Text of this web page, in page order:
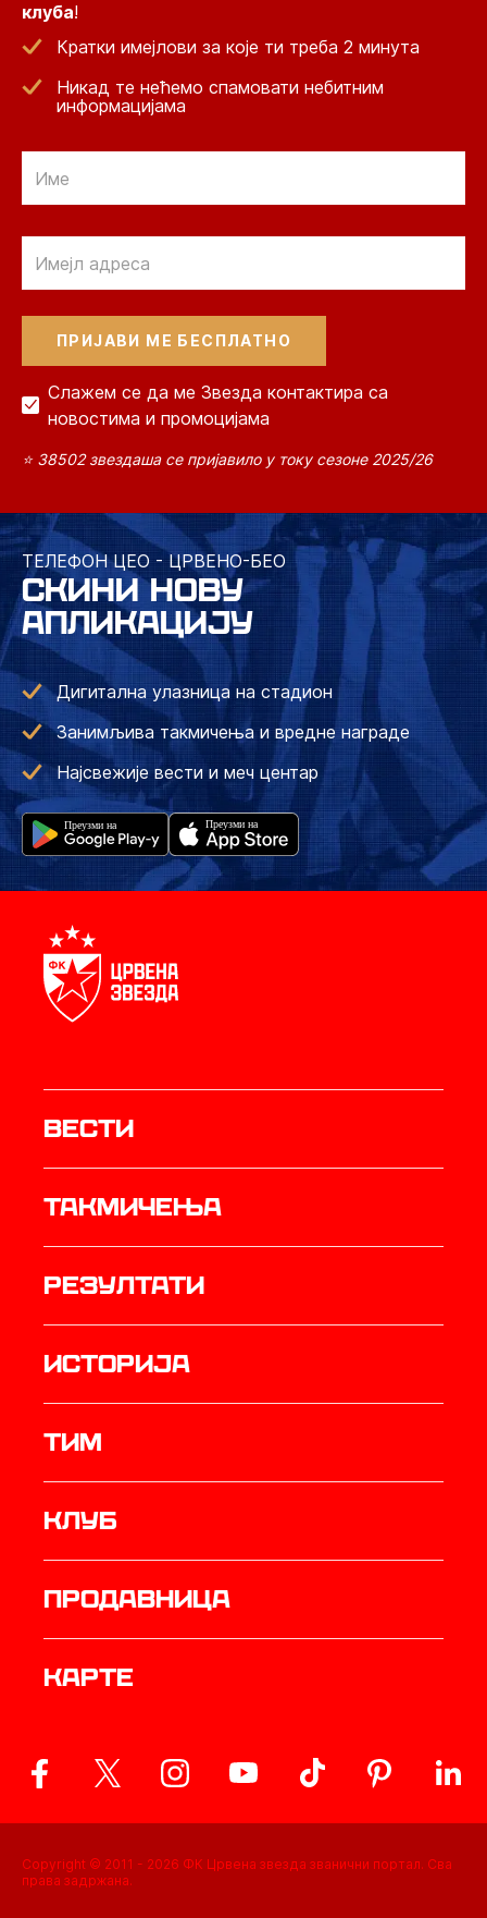
клуба!
Кратки имејлови за које ти треба 2 минута
Никад те нећемо спамовати небитним
информацијама
Слажем се да ме Звезда контактира са
новостима и промоцијама
⭐ 38502 звездаша се пријавило у току сезоне 2025/26
ТЕЛЕФОН ЦЕО - ЦРВЕНО-БЕО
СКИНИ НОВУ
АПЛИКАЦИЈУ
Дигитална улазница на стадион
Занимљива такмичења и вредне награде
Најсвежије вести и меч центар
Вести
Такмичења
резултати
историја
ТИМ
Клуб
продавница
Карте
Copyright © 2011 - 2026 ФК Црвена звезда званични портал. Сва
права задржана.